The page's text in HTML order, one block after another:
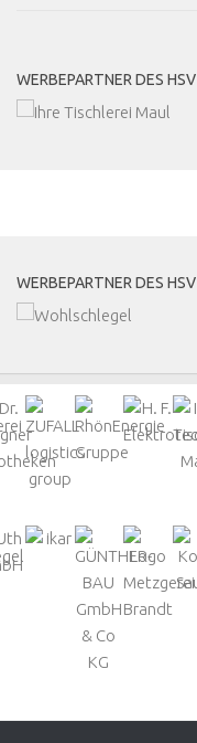
WERBEPARTNER DES HSV
WERBEPARTNER DES HSV